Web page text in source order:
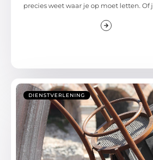
precies weet waar je op moet letten. Of
DIENSTVERLENING